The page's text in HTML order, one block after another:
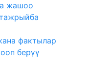
жашоо
фактылар
берүү